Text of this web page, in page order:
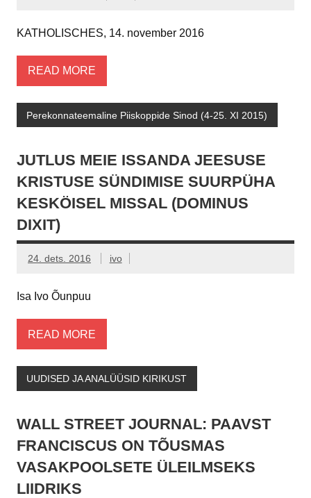
KATHOLISCHES, 14. november 2016
READ MORE
Perekonnateemaline Piiskoppide Sinod (4-25. XI 2015)
JUTLUS MEIE ISSANDA JEESUSE
KRISTUSE SÜNDIMISE SUURPÜHA
KESKÖISEL MISSAL (DOMINUS
DIXIT)
24. dets. 2016 ivo
Isa Ivo Õunpuu
READ MORE
UUDISED JA ANALÜÜSID KIRIKUST
WALL STREET JOURNAL: PAAVST
FRANCISCUS ON TÕUSMAS
VASAKPOOLSETE ÜLEILMSEKS
LIIDRIKS